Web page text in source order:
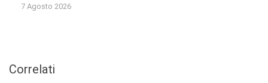
7 Agosto 2026
Correlati